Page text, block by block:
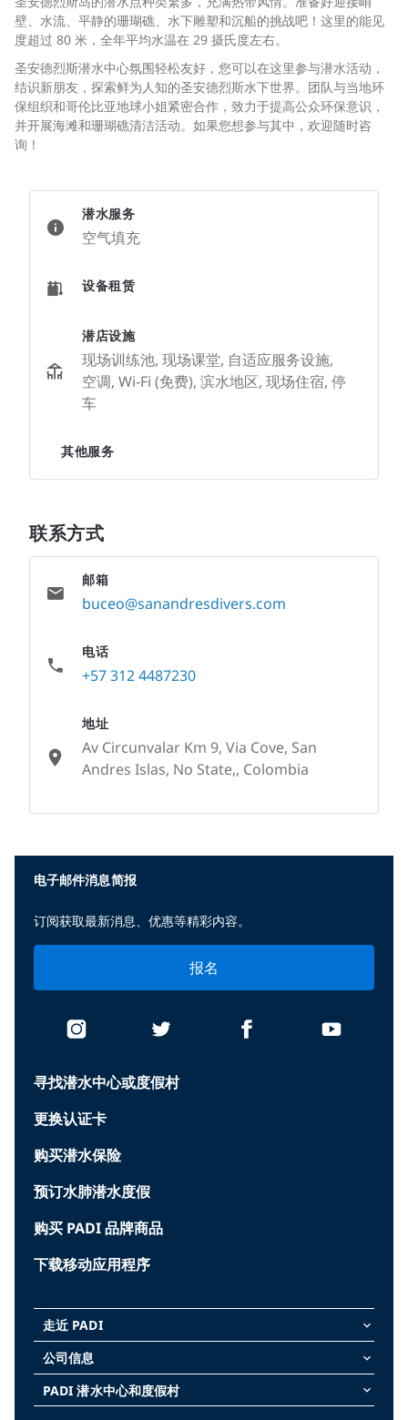
壁、水流、平静的珊瑚礁、水下雕塑和沉船的挑战吧！这里的能见
度超过 80 米，全年平均水温在 29 摄氏度左右。
圣安德烈斯潜水中心氛围轻松友好，您可以在这里参与潜水活动，
结识新朋友，探索鲜为人知的圣安德烈斯水下世界。团队与当地环
保组织和哥伦比亚地球小姐紧密合作，致力于提高公众环保意识，
并开展海滩和珊瑚礁清洁活动。如果您想参与其中，欢迎随时咨
询！
潜水服务
空气填充
设备租赁
潜店设施
现场训练池, 现场课堂, 自适应服务设施,
空调, Wi-Fi (免费), 滨水地区, 现场住宿, 停
车
其他服务
联系方式
邮箱
buceo@sanandresdivers.com
电话
+57 312 4487230
地址
Av Circunvalar Km 9, Via Cove, San
Andres Islas, No State,, Colombia
寻找潜水中心或度假村
更换认证卡
购买潜水保险
预订水肺潜水度假
购买 PADI 品牌商品
下载移动应用程序
走近 PADI keyboard_arrow_down
公司信息 keyboard_arrow_down
PADI 潜水中心和度假村 keyboard_arrow_down
电子邮件消息简报
订阅获取最新消息、优惠等精彩内容。
报名